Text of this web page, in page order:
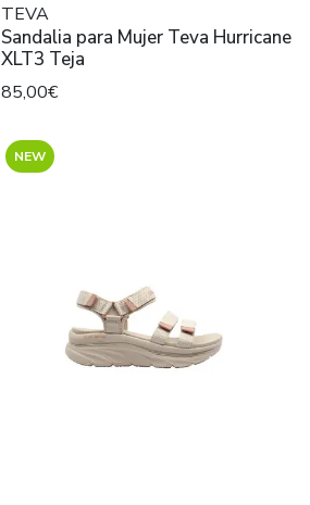
TEVA
Sandalia para Mujer Teva Hurricane
XLT3 Teja
85,00€
NEW